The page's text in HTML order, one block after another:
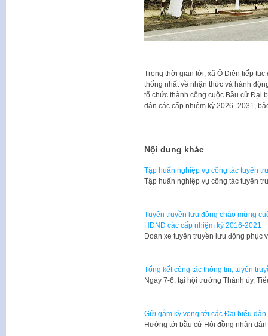
Trong thời gian tới, xã Ô Diên tiếp
thống nhất về nhận thức và hành
tổ chức thành công cuộc Bầu cử Đại
dân các cấp nhiệm kỳ 2026–2031,
Nội dung khác
Tập huấn nghiệp vụ công tác tuyên
Tập huấn nghiệp vụ công tác tuyên
Tuyên truyền lưu động chào mừng
HĐND các cấp nhiệm kỳ 2016-2021
Đoàn xe tuyên truyền lưu động phục
Tổng kết công tác thông tin, tuyên
Ngày 7-6, tại hội trường Thành ủy,
Gửi gắm kỳ vọng tới các Đại biểu dân
Hướng tới bầu cử Hội đồng nhân